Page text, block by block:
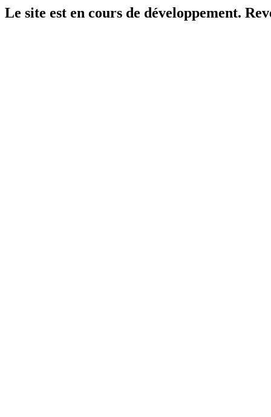
Le site est en cours de développement.